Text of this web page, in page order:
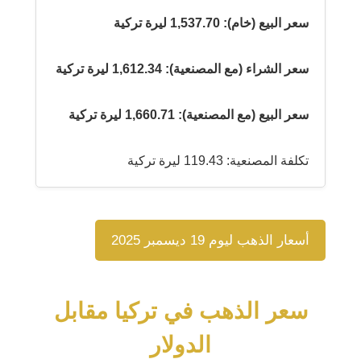
سعر البيع (خام): 1,537.70 ليرة تركية
سعر الشراء (مع المصنعية): 1,612.34 ليرة تركية
سعر البيع (مع المصنعية): 1,660.71 ليرة تركية
تكلفة المصنعية: 119.43 ليرة تركية
أسعار الذهب ليوم 19 ديسمبر 2025
سعر الذهب في تركيا مقابل
الدولار